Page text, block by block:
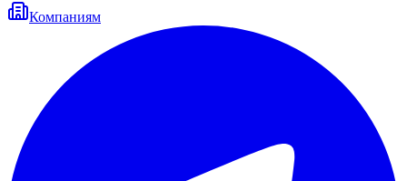
Компаниям